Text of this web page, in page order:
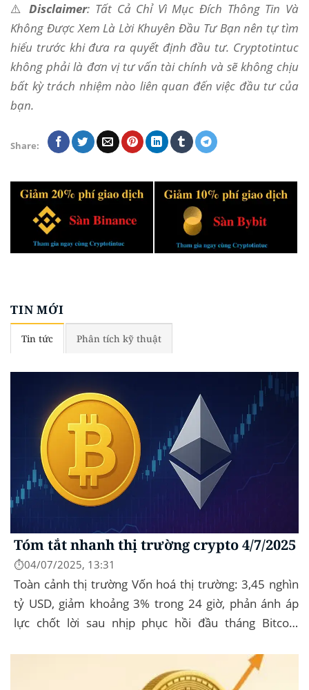
⚠️Disclaimer: Tất Cả Chỉ Vì Mục Đích Thông Tin Và
Không Được Xem Là Lời Khuyên Đầu Tư Bạn nên tự tìm
hiểu trước khi đưa ra quyết định đầu tư. Cryptotintuc
không phải là đơn vị tư vấn tài chính và sẽ không chịu
bất kỳ trách nhiệm nào liên quan đến việc đầu tư của
bạn.
Share:
TIN MỚI
Tin tức Phân tích kỹ thuật
Tóm tắt nhanh thị trường crypto 4/7/2025
⏱️04/07/2025, 13:31
Toàn cảnh thị trường Vốn hoá thị trường: 3,45 nghìn
tỷ USD, giảm khoảng 3% trong 24 giờ, phản ánh áp
lực chốt lời sau nhịp phục hồi đầu tháng‍ Bitcoin